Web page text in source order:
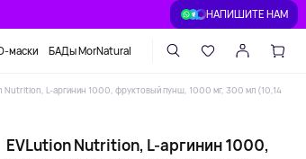
НАПИШИТЕ НАМ
маски БАДы MorNatural
Nutrition, L-аргинин 1000, фруктовый пунш, 1000 мг, 300 мл (10,14
EVLution Nutrition, L-аргинин 1000,